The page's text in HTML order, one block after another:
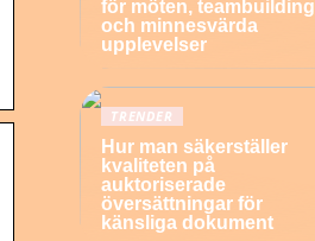
för möten, teambuilding
och minnesvärda
upplevelser
TRENDER
Hur man säkerställer
kvaliteten på
auktoriserade
översättningar för
känsliga dokument